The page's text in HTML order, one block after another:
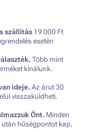
szállítás 19 000 Ft
esetén
Több mint
kínálunk.
ideje.Az árut 30
visszaküldheti.
Önt. Minden
hűségpontot kap.